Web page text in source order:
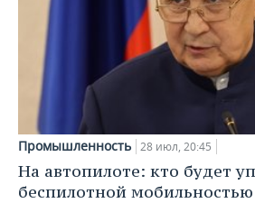
Промышленность 28 июл, 20:45
На автопилоте: кто будет
беспилотной мобильностью